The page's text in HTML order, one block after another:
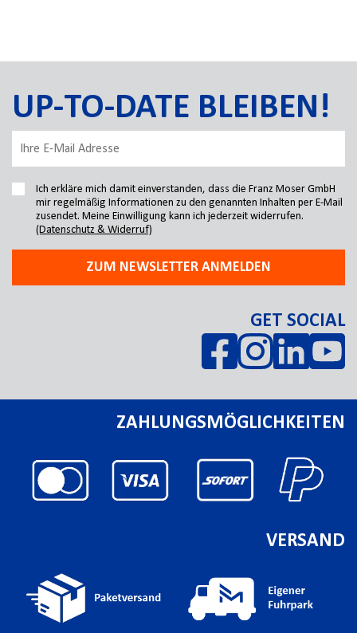
UP-TO-DATE BLEIBEN!
Ich erkläre mich damit einverstanden, dass die Franz Moser GmbH
mir regelmäßig Informationen zu den genannten Inhalten per E-Mail
zusendet. Meine Einwilligung kann ich jederzeit widerrufen.
(Datenschutz & Widerruf)
ZUM NEWSLETTER ANMELDEN
GET SOCIAL
ZAHLUNGSMÖGLICHKEITEN
VERSAND